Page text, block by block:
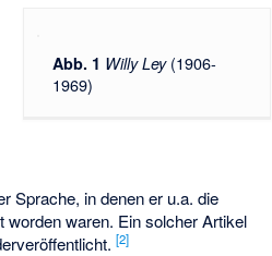
Abb. 1 Willy Ley(1906-
1969)
Sprache, in denen er u.a. die
worden waren. Ein solcher Artikel
[2]